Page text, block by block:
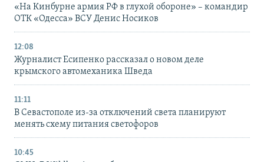
«На Кинбурне армия РФ в глухой обороне» – командир
ОТК «Одесса» ВСУ Денис Носиков
12:08
Журналист Есипенко рассказал о новом деле
крымского автомеханика Шведа
11:11
В Севастополе из-за отключений света планируют
менять схему питания светофоров
10:45